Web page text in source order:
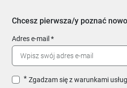
Chcesz pierwsza/y poznać
Adres e-mail
Zgadzam się z warunkami